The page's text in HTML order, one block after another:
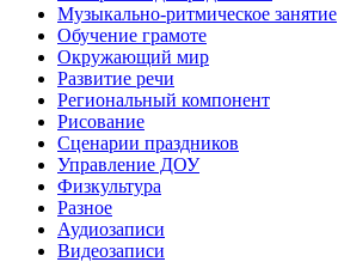
Музыкально-ритмическое занятие
Обучение грамоте
Окружающий мир
Развитие речи
Региональный компонент
Рисование
Сценарии праздников
Управление ДОУ
Физкультура
Разное
Аудиозаписи
Видеозаписи